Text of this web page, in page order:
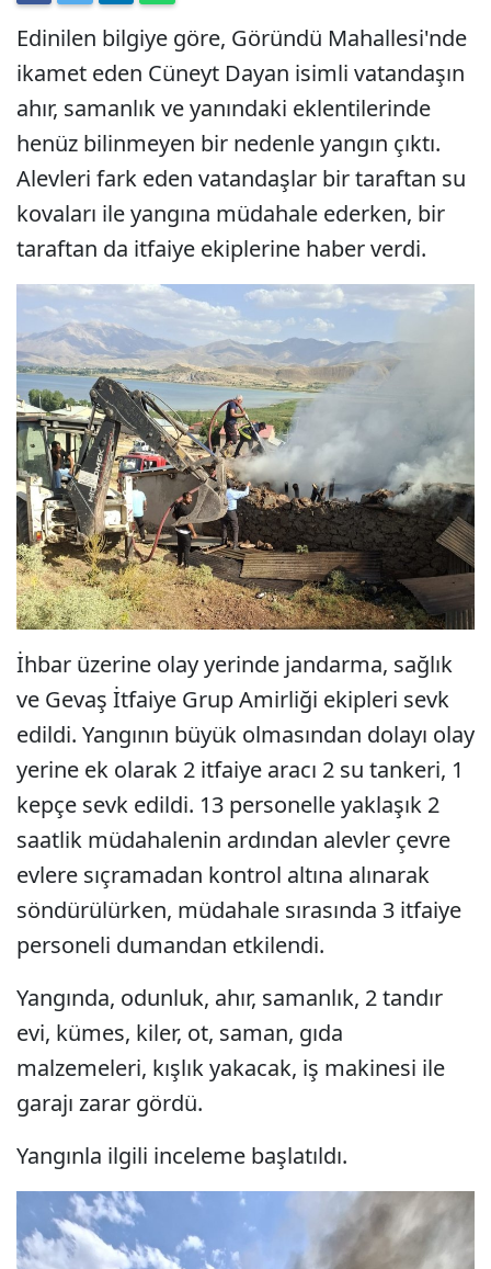
Edinilen bilgiye göre, Göründü Mahallesi'nde
ikamet eden Cüneyt Dayan isimli vatandaşın
ahır, samanlık ve yanındaki eklentilerinde
henüz bilinmeyen bir nedenle yangın çıktı.
Alevleri fark eden vatandaşlar bir taraftan su
kovaları ile yangına müdahale ederken, bir
taraftan da itfaiye ekiplerine haber verdi.
İhbar üzerine olay yerinde jandarma, sağlık
ve Gevaş İtfaiye Grup Amirliği ekipleri sevk
edildi. Yangının büyük olmasından dolayı olay
yerine ek olarak 2 itfaiye aracı 2 su tankeri, 1
kepçe sevk edildi. 13 personelle yaklaşık 2
saatlik müdahalenin ardından alevler çevre
evlere sıçramadan kontrol altına alınarak
söndürülürken, müdahale sırasında 3 itfaiye
personeli dumandan etkilendi.
Yangında, odunluk, ahır, samanlık, 2 tandır
evi, kümes, kiler, ot, saman, gıda
malzemeleri, kışlık yakacak, iş makinesi ile
garajı zarar gördü.
Yangınla ilgili inceleme başlatıldı.